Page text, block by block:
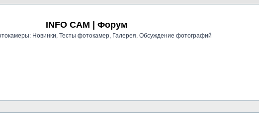
INFO CAM | Форум
Новинки, Тесты фотокамер, Галерея, Обсуждение фотографий